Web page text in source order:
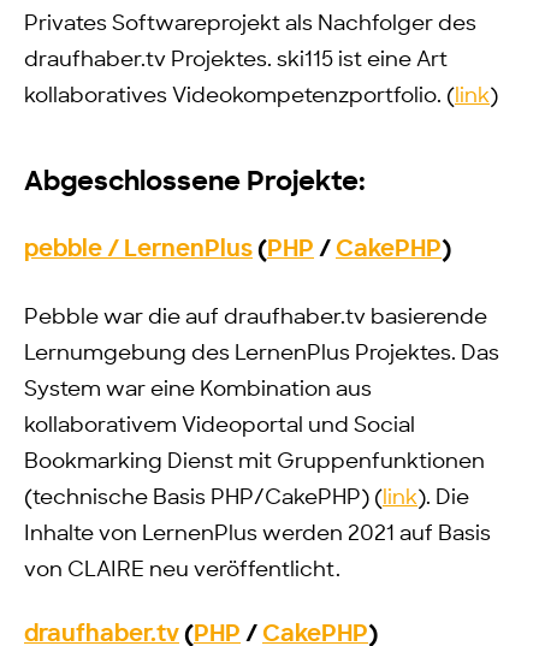
Privates Softwareprojekt als Nachfolger des
draufhaber.tv Projektes. ski115 ist eine Art
kollaboratives Videokompetenzportfolio. ( link)
Abgeschlossene Projekte:
pebble / LernenPlus (PHP / CakePHP)
Pebble war die auf draufhaber.tv basierende
Lernumgebung des LernenPlus Projektes. Das
System war eine Kombination aus
kollaborativem Videoportal und Social
Bookmarking Dienst mit Gruppenfunktionen
(technische Basis PHP/CakePHP) ( link). Die
Inhalte von LernenPlus werden 2021 auf Basis
von CLAIRE neu veröffentlicht.
draufhaber.tv (PHP / CakePHP)